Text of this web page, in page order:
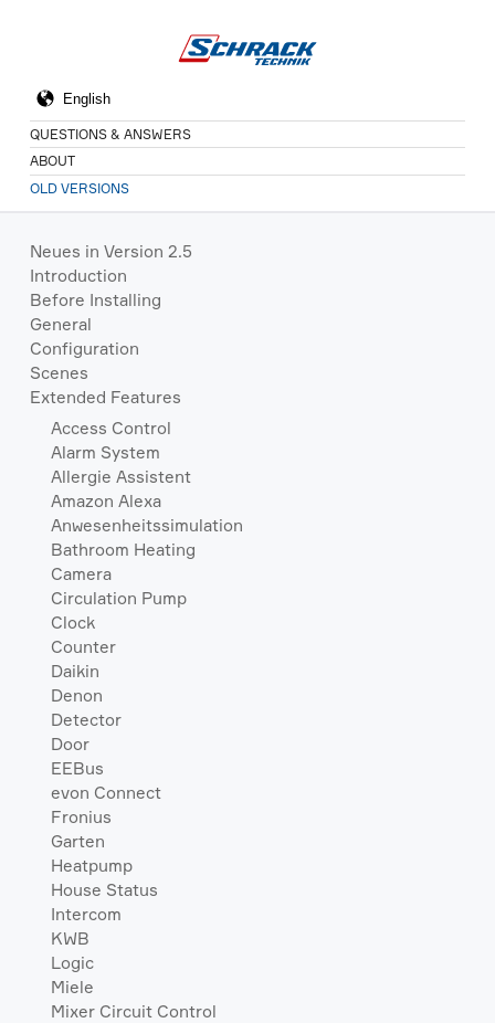
QUESTIONS & ANSWERS
ABOUT
OLD VERSIONS
Neues in Version 2.5
Introduction
Before Installing
General
Configuration
Scenes
Extended Features
Access Control
Alarm System
Allergie Assistent
Amazon Alexa
Anwesenheitssimulation
Bathroom Heating
Camera
Circulation Pump
Clock
Counter
Daikin
Denon
Detector
Door
EEBus
evon Connect
Fronius
Garten
Heatpump
House Status
Intercom
KWB
Logic
Miele
Mixer Circuit Control